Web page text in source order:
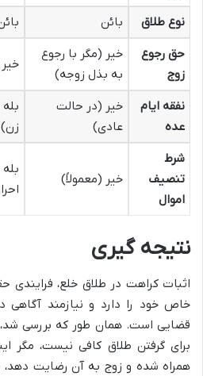
نوع طلاق بائن
حق رجوع
زوج
خیر (مگر با رجوع
به بذل زوجه)
خیر
نفقه ایام
عده
خیر (در حالت
عادی)
زن)
شرط
تنصیف
اموال
خیر (معمولاً)
نتیجه گیری
اثبات کراهت در طلاق خلع،
خاص خود را دارد و نیازمند آگاهی
قضایی است. همان طور که بررسی
برای گرفتن طلاق کافی نیست، مگر
همراه شده و زوج به آن رضایت دهد،